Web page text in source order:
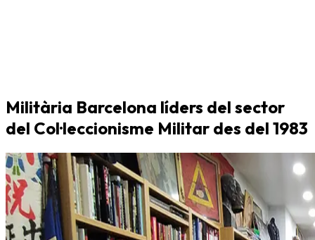
Militària Barcelona líders del sector
del Col·leccionisme Militar des del 1983